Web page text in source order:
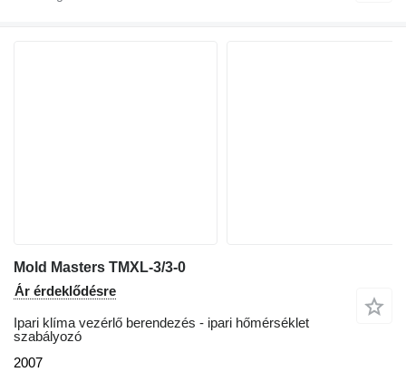
Mold Masters TMXL-3/3-0
Ár érdeklődésre
Ipari klíma vezérlő berendezés - ipari hőmérséklet
szabályozó
2007